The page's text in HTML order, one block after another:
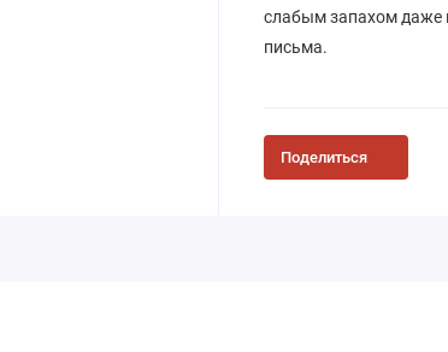
слабым запахом даже
письма.
Поделиться